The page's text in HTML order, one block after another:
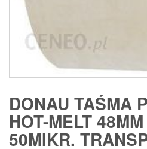
DONAU TAŚMA
HOT-MELT
50MIKR.